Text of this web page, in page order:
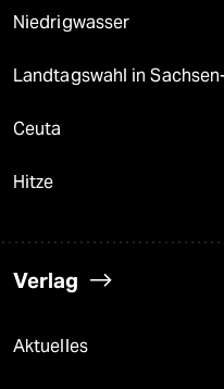
Niedrigwasser
Landtagswahl in
Ceuta
Hitze
Verlag
Aktuelles